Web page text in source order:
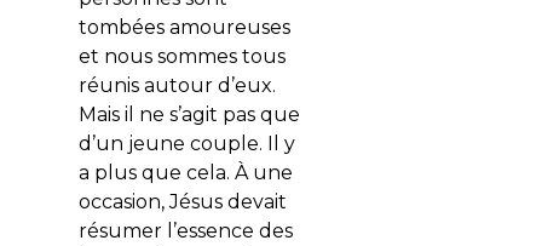
tombées amoureuses
et nous sommes tous
réunis autour d’eux.
Mais il ne s’agit pas que
d’un jeune couple. Il y
a plus que cela. À une
occasion, Jésus devait
résumer l’essence des